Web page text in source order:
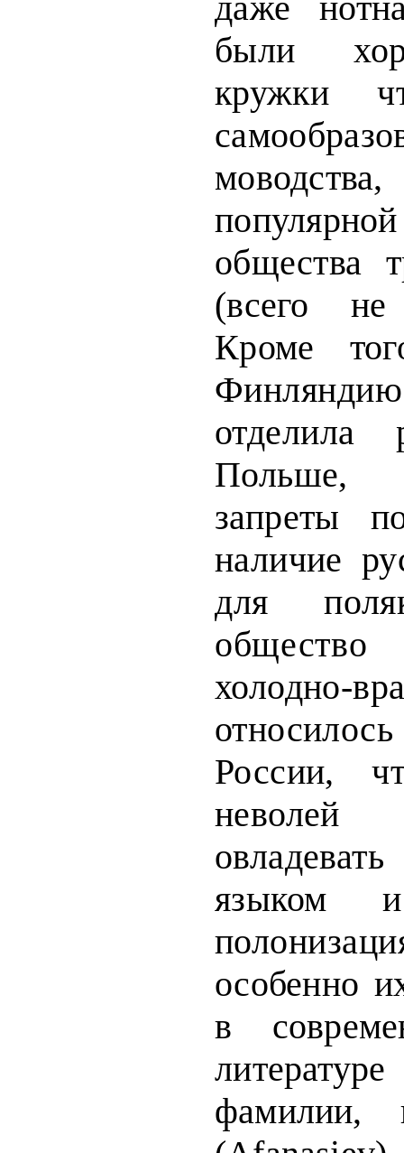
были
кружки
обще­ства
(всего не
Кроме
Польше,
запреты
наличие
для
холодно-
России,
неволей
языком и
особенно
в
лите­
фамилии,